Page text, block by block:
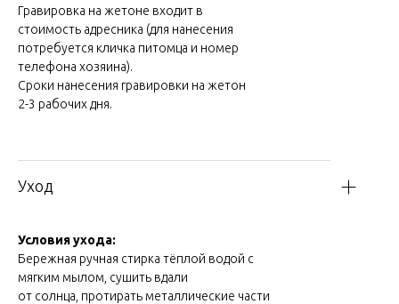
Гравировка на жетоне входит в
стоимость адресника (для нанесения
потребуется кличка питомца и номер
телефона хозяина).
Сроки нанесения гравировки на жетон
2-3 рабочих дня.
Уход
Условия ухода:
Бережная ручная стирка тёплой водой с
мягким мылом, сушить вдали
от солнца, протирать металлические части